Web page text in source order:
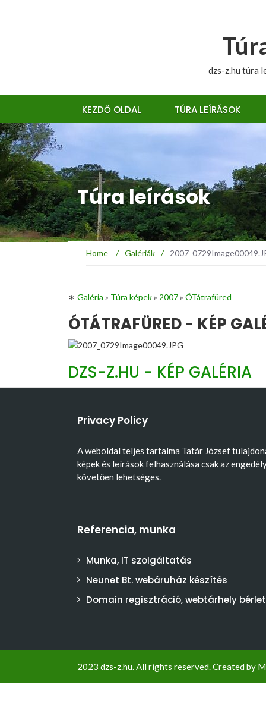
dzs-z.hu túra
KEZDŐ OLDAL TÚRA LEÍRÁSOK
Túra leírások
Home / Galériák /
∗ Galéria » Túra képek» 2007» ÓTátrafüred
ÓTÁTRAFÜRED - KÉP
DZS-Z.HU - KÉP GALÉRIA
Privacy Policy
A weboldal teljes tartalma Tatár József
képek és leírások felhasználása csak az
követően lehetséges.
Referencia, munka
Munka, IT szolgáltatás
Neunet Bt. webáruház készítés
Domain regisztráció, webtárhely bérlet
2023 dzs-z.hu. All rights reserved. Created by